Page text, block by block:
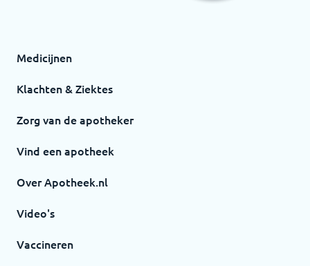
Medicijnen
Klachten & Ziektes
Zorg van de apotheker
Vind een apotheek
Over Apotheek.nl
Video's
Vaccineren